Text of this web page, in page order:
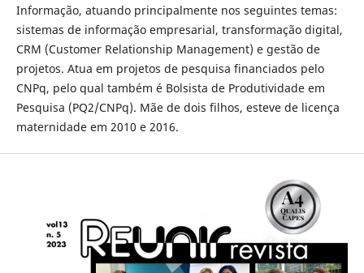
Informação, atuando principalmente nos seguintes temas:
sistemas de informação empresarial, transformação digital,
CRM (Customer Relationship Management) e gestão de
projetos. Atua em projetos de pesquisa financiados pelo
CNPq, pelo qual também é Bolsista de Produtividade em
Pesquisa (PQ2/CNPq). Mãe de dois filhos, esteve de licença
maternidade em 2010 e 2016.